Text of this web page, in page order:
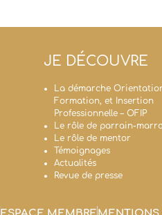
JE DÉCOUVRE
La démarche
Formation, et Insertion
Professionnelle – OFIP
Le rôle de parrain-
Le rôle de mentor
Témoignages
Actualités
Revue de presse